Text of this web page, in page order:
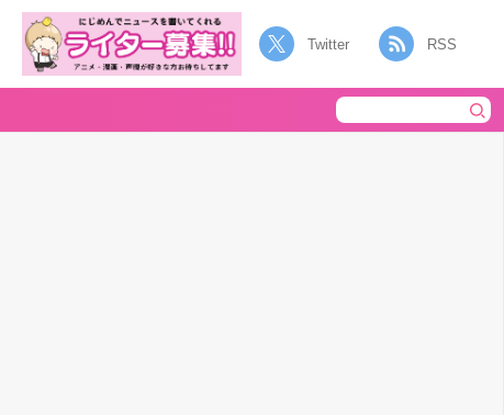
Twitter RSS